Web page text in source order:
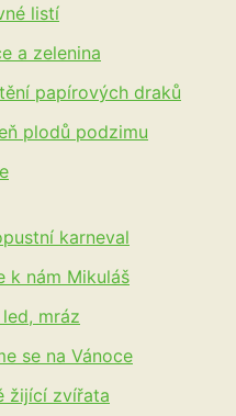
listí
a zelenina
papírových draků
plodů podzimu
karneval
k nám Mikuláš
led, mráz
se na Vánoce
žijící zvířata